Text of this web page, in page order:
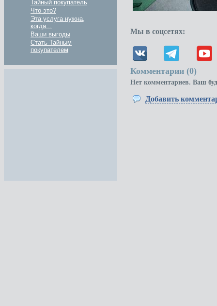
Тайный покупатель
Что это?
Эта услуга нужна,
когда...
Ваши выгоды
Стать Тайным
покупателем
Мы в соцсетях:
Комментарии (0)
Нет комментариев. Ваш
Добавить